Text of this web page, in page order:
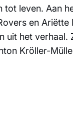
leven. Aan
en Ariëtte
uit het verhaal.
Kröller-